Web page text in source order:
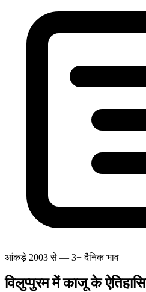
आंकड़े 2003 से — 3+ दैनिक भाव
विलुप्पुरम में काजू के